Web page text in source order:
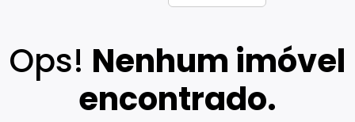
Ops! Nenhum imóvel
encontrado.